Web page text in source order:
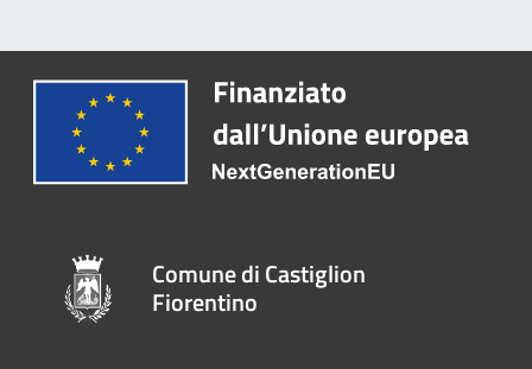
Comune di Castiglion
Fiorentino